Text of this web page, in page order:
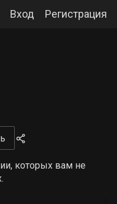
Вход Регистрация
которых вам не